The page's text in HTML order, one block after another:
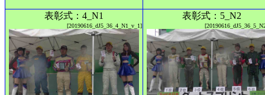
表彰式：4_N1
[20190616_dJ5_36_4_N1_v_1]
表彰式：5_N2